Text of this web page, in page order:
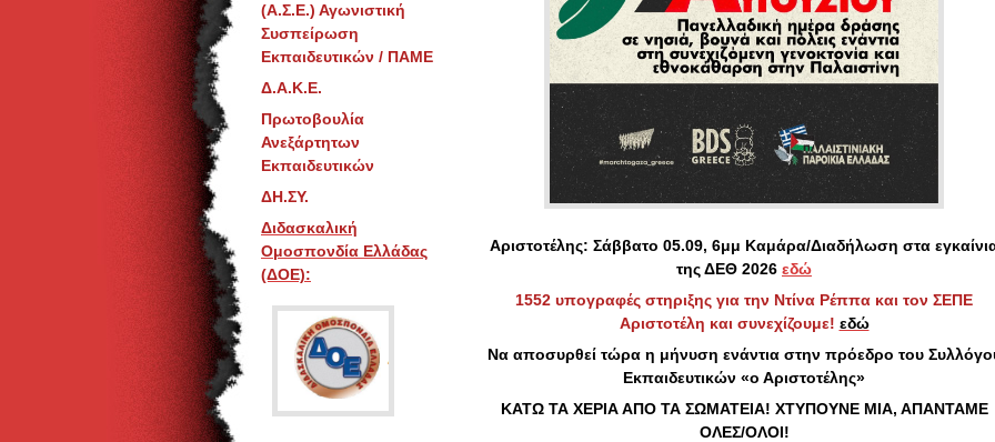
Αριστοτέλης: Σάββατο 05.09, 6μμ Καμάρα/Διαδήλωση στα
της ΔΕΘ 2026 εδώ
1552 υπογραφές στηριξης για την Ντίνα Ρέππα και τον ΣΕΠΕ
Αριστοτέλη και συνεχίζουμε! εδώ
Να αποσυρθεί τώρα η μήνυση ενάντια στην πρόεδρο του
Εκπαιδευτικών «ο Αριστοτέλης»
ΚΑΤΩ ΤΑ ΧΕΡΙΑ ΑΠΟ ΤΑ ΣΩΜΑΤΕΙΑ! ΧΤΥΠΟΥΝΕ ΜΙΑ, ΑΠΑΝΤΑΜΕ
ΟΛΕΣ/ΟΛΟΙ!
(Α.Σ.Ε.) Αγωνιστική
Συσπείρωση
Εκπαιδευτικών / ΠΑΜΕ
Δ.Α.Κ.Ε.
Πρωτοβουλία
Ανεξάρτητων
Εκπαιδευτικών
ΔΗ.ΣΥ.
Διδασκαλική
Ομοσπονδία Ελλάδας
(ΔΟΕ):